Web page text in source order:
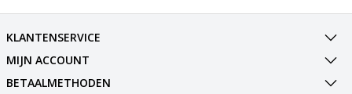
KLANTENSERVICE
MIJN ACCOUNT
BETAALMETHODEN